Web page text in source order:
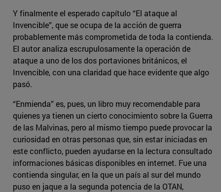
Y finalmente el esperado capítulo “El ataque al
Invencible”, que se ocupa de la acción de guerra
probablemente más comprometida de toda la contienda.
El autor analiza escrupulosamente la operación de
ataque a uno de los dos portaviones británicos, el
Invencible, con una claridad que hace evidente que algo
pasó.
“Enmienda” es, pues, un libro muy recomendable para
quienes ya tienen un cierto conocimiento sobre la Guerra
de las Malvinas, pero al mismo tiempo puede provocar la
curiosidad en otras personas que, sin estar iniciadas en
este conflicto, pueden ayudarse en la lectura consultado
informaciones básicas disponibles en internet. Fue una
contienda singular, en la que un país al sur del mundo
puso en jaque a la segunda potencia de la OTAN,